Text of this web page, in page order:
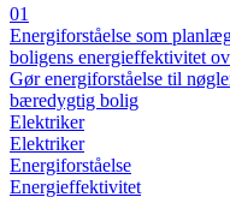
01
Energiforståelse som
boligens energieffektivitet
Gør energiforståelse til
bæredygtig bolig
Elektriker
Elektriker
Energiforståelse
Energieffektivitet